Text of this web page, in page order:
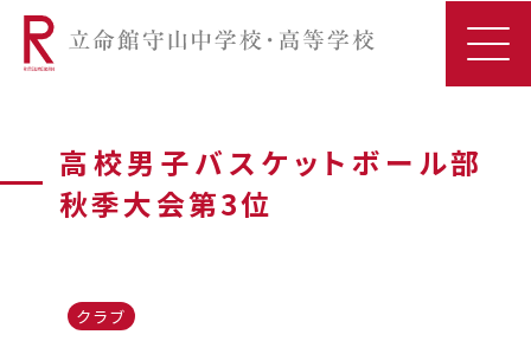
高校男子バスケットボール部
秋季大会第3位
クラブ